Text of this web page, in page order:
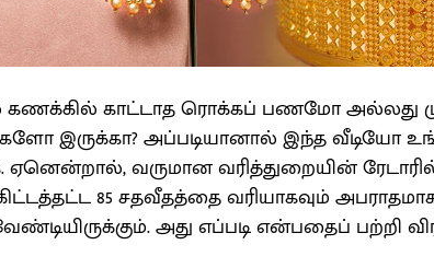
கணக்கில் காட்டாத ரொக்கப் பணமோ
இருக்கா? அப்படியானால் இந்த வீடியோ
ஏனென்றால், வருமான வரித்துறையின்
85 சதவீதத்தை வரியாகவும்
அது எப்படி என்பதைப் பற்றி